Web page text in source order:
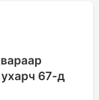
67-д